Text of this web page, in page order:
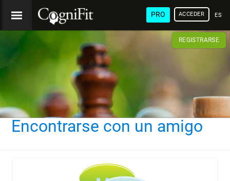
PRO ACCEDER
REGISTRARSE
Encontrarse con un amigo